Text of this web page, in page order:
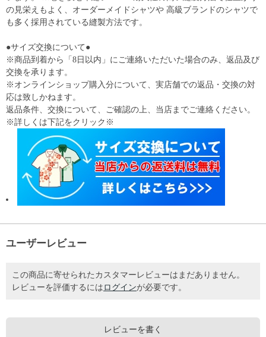
の見栄えもよく、オーダーメイドシャツや 高級ブランドのシャツで
も多く採用されている縫製方法です。
●サイズ交換について●
※商品到着から「8日以内」にご連絡いただいた場合のみ、返品及び
交換を承ります。
※オンラインショップ購入分について、実店舗での返品・交換の対
応は致しかねます。
返品条件、交換について、ご確認の上、当店までご連絡ください。
※詳しくは下記をクリック※
ユーザーレビュー
この商品に寄せられたカスタマーレビューはまだありません。
レビューを評価するには ログインが必要です。
レビューを書く